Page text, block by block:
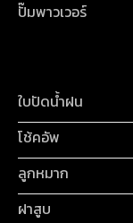
ปั๊มพาวเวอร์
ใบปัดน้ำฝน
โช้คอัพ
ลูกหมาก
ฝาสูบ